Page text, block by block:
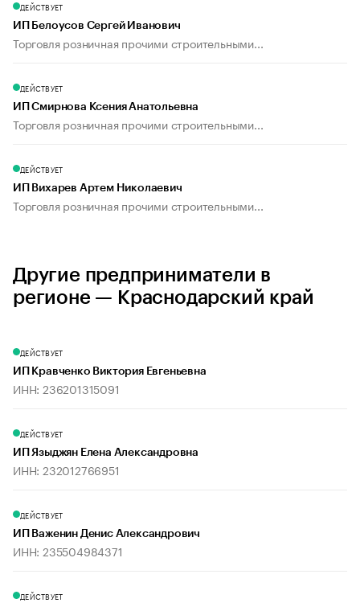
ДЕЙСТВУЕТ
ИП Белоусов Сергей Иванович
Торговля розничная прочими строительными...
ДЕЙСТВУЕТ
ИП Смирнова Ксения Анатольевна
Торговля розничная прочими строительными...
ДЕЙСТВУЕТ
ИП Вихарев Артем Николаевич
Торговля розничная прочими строительными...
Другие предприниматели в
регионе — Краснодарский край
ДЕЙСТВУЕТ
ИП Кравченко Виктория Евгеньевна
ИНН: 236201315091
ДЕЙСТВУЕТ
ИП Языджян Елена Александровна
ИНН: 232012766951
ДЕЙСТВУЕТ
ИП Важенин Денис Александрович
ИНН: 235504984371
ДЕЙСТВУЕТ